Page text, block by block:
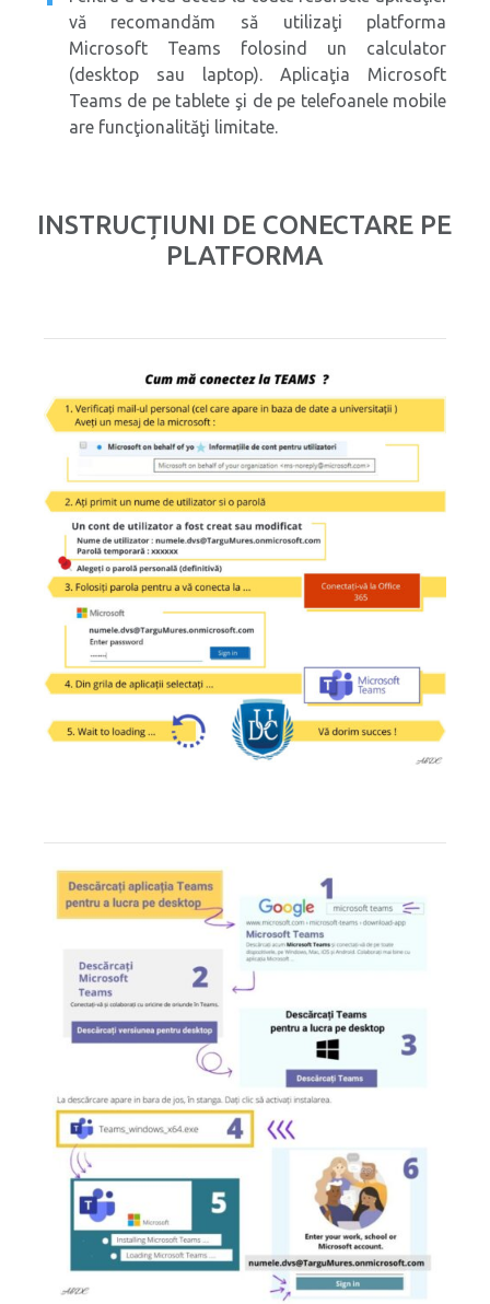
vă recomandăm să utilizaţi platforma
Microsoft Teams folosind un calculator
(desktop sau laptop). Aplicaţia Microsoft
Teams de pe tablete şi de pe telefoanele mobile
are funcţionalităţi limitate.
INSTRUCȚIUNI DE CONECTARE PE
PLATFORMA